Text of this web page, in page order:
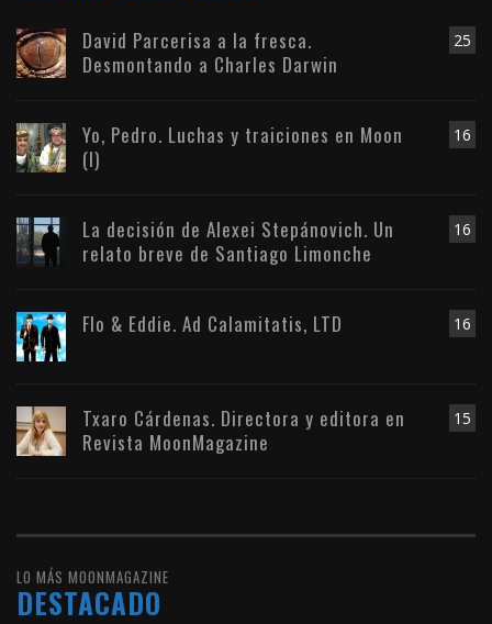
25
David Parcerisa a la fresca.
Desmontando a Charles Darwin
16
Yo, Pedro. Luchas y traiciones en Moon
(I)
16
La decisión de Alexei Stepánovich. Un
relato breve de Santiago Limonche
16
Flo & Eddie. Ad Calamitatis, LTD
15
Txaro Cárdenas. Directora y editora en
Revista MoonMagazine
LO MÁS MOONMAGAZINE
DESTACADO